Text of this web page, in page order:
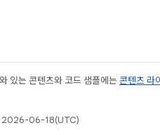
있는 콘텐츠와 코드 샘플에는 콘텐츠 라
2026-06-18(UTC)